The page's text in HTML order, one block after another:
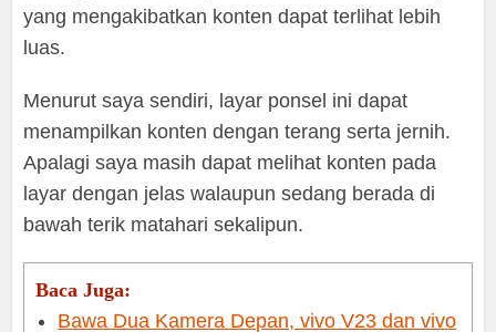
yang mengakibatkan konten dapat terlihat lebih
luas.
Menurut saya sendiri, layar ponsel ini dapat
menampilkan konten dengan terang serta jernih.
Apalagi saya masih dapat melihat konten pada
layar dengan jelas walaupun sedang berada di
bawah terik matahari sekalipun.
Baca Juga:
Bawa Dua Kamera Depan, vivo V23 dan vivo